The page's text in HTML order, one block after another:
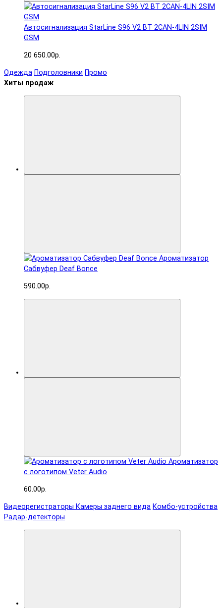
Автосигнализация StarLine S96 V2 BT 2CAN-4LIN 2SIM
GSM
20 650.00р.
Одежда Подголовники Промо
Хиты продаж
Ароматизатор
Сабвуфер Deaf Bonce
590.00р.
Ароматизатор
с логотипом Veter Audio
60.00р.
Видеорегистраторы Камеры заднего вида Комбо-устройства
Радар-детекторы